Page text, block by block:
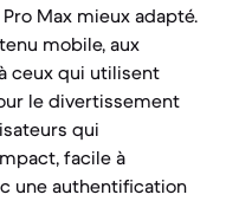
Max mieux adapté.
mobile, aux
ceux qui utilisent
le divertissement
qui
facile à
une authentification